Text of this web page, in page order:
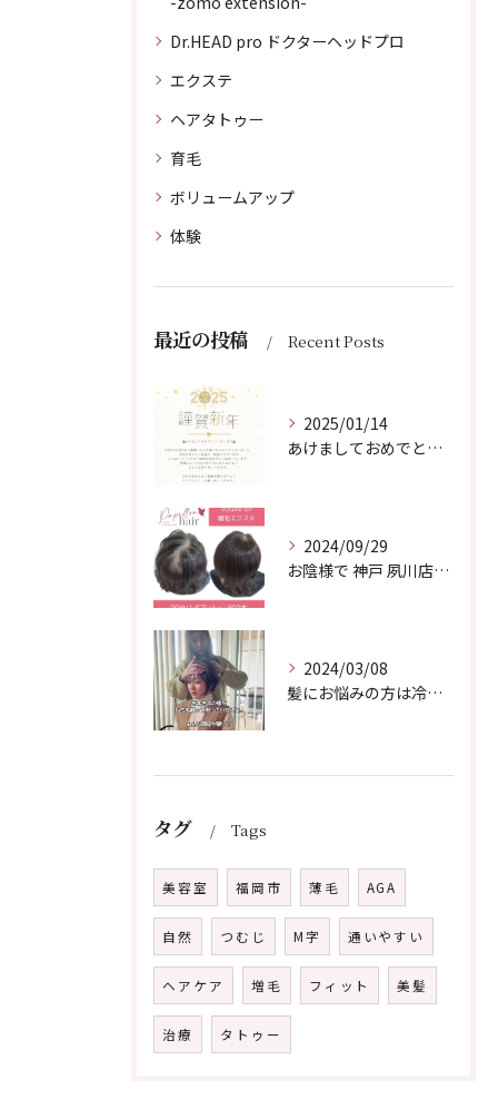
Dr.HEAD pro ドクターヘッドプロ
エクステ
ヘアタトゥー
育毛
ボリュームアップ
体験
最近の投稿 Recent Posts
2025/01/14
あけましておめでとうございます🐍
2024/09/29
お陰様で 神戸 夙川店も1周年を迎えました💁✨
2024/03/08
髪にお悩みの方は冷え性の方も多く⁡
タグ Tags
美容室 福岡市 薄毛 AGA
自然 つむじ M字 通いやすい
ヘアケア 増毛 フィット 美髪
治療 タトゥー